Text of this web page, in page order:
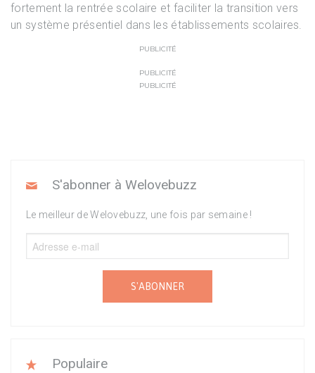
fortement la rentrée scolaire et faciliter la transition vers
un système présentiel dans les établissements scolaires.
PUBLICITÉ
PUBLICITÉ
PUBLICITÉ
S'abonner à Welovebuzz
Le meilleur de Welovebuzz, une fois par semaine !
S'ABONNER
Populaire